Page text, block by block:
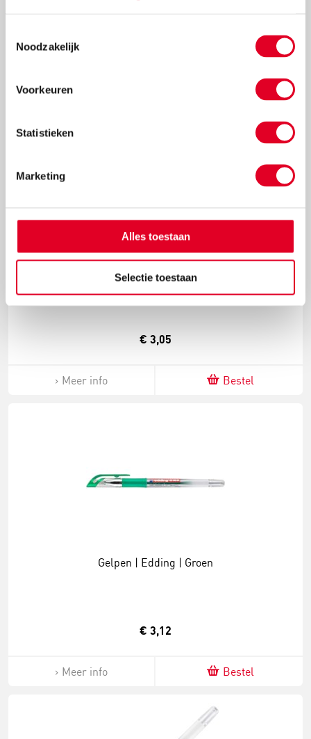
Noodzakelijk
Voorkeuren
Statistieken
Marketing
Alles toestaan
Selectie toestaan
Meer info
Gelpen | Edding | Goud
€ 3,05
Meer info Bestel
Gelpen | Edding | Groen
€ 3,12
Meer info Bestel